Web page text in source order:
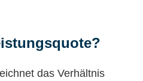
das Verhältnis